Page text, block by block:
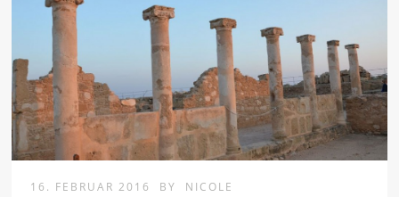
16. FEBRUAR 2016 BY NICOLE